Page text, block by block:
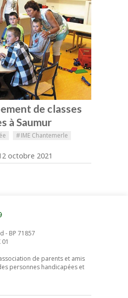
de classes
à Saumur
#IME Chantemerle
octobre 2021
- BP 71857
01
de parents et amis
personnes handicapées et